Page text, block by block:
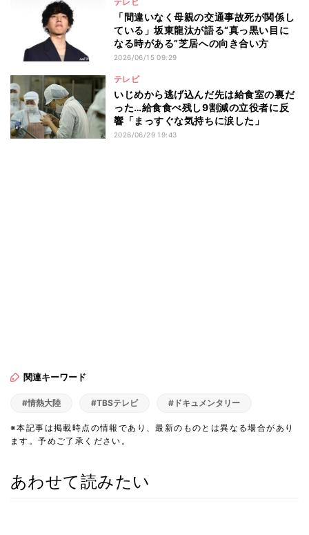
「間違いなく母親の交通事故死が関係し
ている」坂東龍汰が語る“真っ黒い目に
なる時がある”芝居への向き合い方
2026/06/15 09:29
テレビ
いじめから逃げ込んだ先は給食室の裏だ
った…給食食べ残し9割減の立役者に反
響「まっすぐな気持ちに涙した」
2026/06/29 19:43
関連キーワード
#情熱大陸 #TBSテレビ #ドキュメンタリー
※本記事は掲載時点の情報であり、最新のものとは異なる場合があり
ます。予めご了承ください。
あわせて読みたい